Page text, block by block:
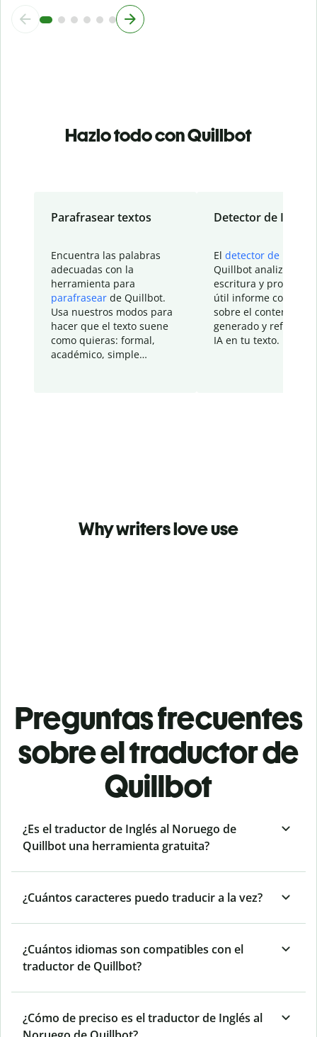
Hazlo todo con Quillbot
Parafrasear textos
Encuentra las palabras
adecuadas con la
herramienta para
parafrasear de Quillbot.
Usa nuestros modos para
hacer que el texto suene
como quieras: formal,
académico, simple…
Detector de IA
El detector de IA
Quillbot analiza tu
escritura y
útil informe con
sobre el contenido
generado y refinado
IA en tu texto.
Why writers love use
Preguntas frecuentes
sobre el traductor de
Quillbot
¿Es el traductor de Inglés al Noruego de
Quillbot una herramienta gratuita?
¿Cuántos caracteres puedo traducir a la vez?
¿Cuántos idiomas son compatibles con el
traductor de Quillbot?
¿Cómo de preciso es el traductor de Inglés al